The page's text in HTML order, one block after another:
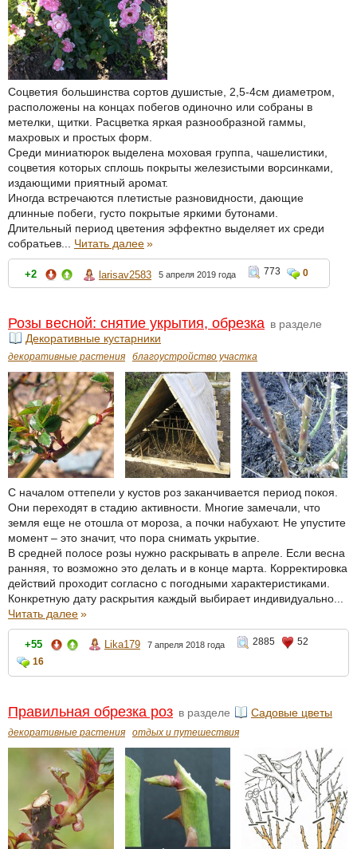
Соцветия большинства сортов душистые, 2,5-4см диаметром,
расположены на концах побегов одиночно или собраны в
метелки, щитки. Расцветка яркая разнообразной гаммы,
махровых и простых форм.
Среди миниатюрок выделена моховая группа, чашелистики,
соцветия которых сплошь покрыты железистыми ворсинками,
издающими приятный аромат.
Иногда встречаются плетистые разновидности, дающие
длинные побеги, густо покрытые яркими бутонами.
Длительный период цветения эффектно выделяет их среди
собратьев... Читать далее»
+2 larisav2583 5 апреля 2019 года 773 0
Розы весной: снятие укрытия, обрезка в разделе
Декоративные кустарники
декоративные растения благоустройство участка
С началом оттепели у кустов роз заканчивается период покоя.
Они переходят в стадию активности. Многие замечали, что
земля еще не отошла от мороза, а почки набухают. Не упустите
момент – это значит, что пора снимать укрытие.
В средней полосе розы нужно раскрывать в апреле. Если весна
ранняя, то возможно это делать и в конце марта. Корректировка
действий проходит согласно с погодными характеристиками.
Конкретную дату раскрытия каждый выбирает индивидуально...
Читать далее»
+55 Lika179 7 апреля 2018 года 2885
52
16
Правильная обрезка роз в разделе Садовые цветы
декоративные растения отдых и путешествия